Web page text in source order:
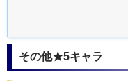
その他★5キャラ